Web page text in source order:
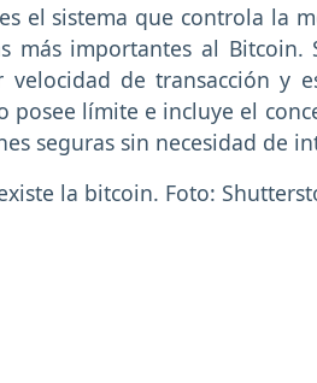
el sistema que controla la
más importantes al
velocidad de transacción y
posee límite e incluye el
seguras sin necesidad de